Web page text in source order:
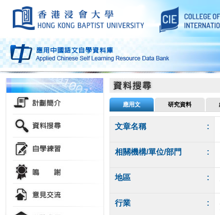
應用文 研究資料
文章名稱 :
相關機構/單位/部門 :
地區 :
行業 :